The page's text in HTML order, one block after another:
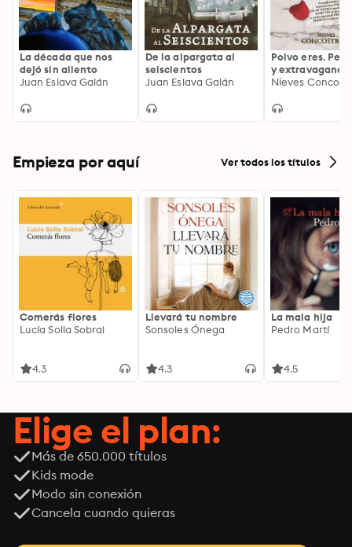
La década que nos
dejó sin aliento
Juan Eslava Galán
De la alpargata al
seiscientos
Juan Eslava Galán
Polvo eres.
y
algunos
Nieves
Empieza por aquí Ver todos los títulos
Comerás flores
Lucía Solla Sobral
4.3
Llevará tu nombre
Sonsoles Ónega
4.3
La mala hija
Pedro Martí
4.5
Elige el plan:
Más de 650.000 títulos
Kids mode
Modo sin conexión
Cancela cuando quieras